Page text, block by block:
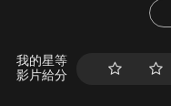
我的星等
影片給分